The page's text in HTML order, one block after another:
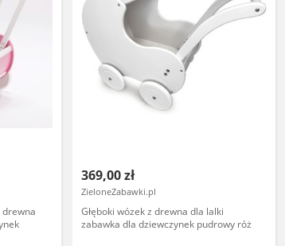
drewna
369,00 zł
ZieloneZabawki.pl
Głęboki wózek z drewna dla lalki
zabawka dla dziewczynek pudrowy róż